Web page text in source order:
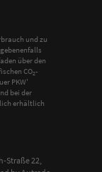
und zu
über den
CO2-
PKW'
bei der
erhältlich
Straße 22